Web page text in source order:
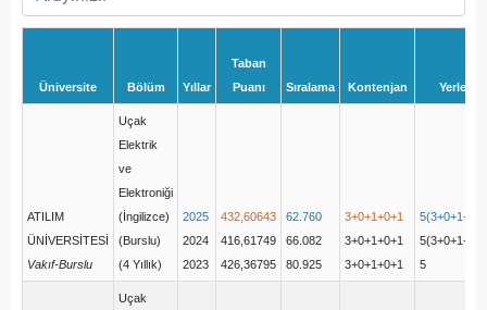
Üniversite Bölüm Yıllar
Taban
Puanı
Sıralama Kontenjan Yerleşen
ATILIM
ÜNİVERSİTESİ
Vakıf-Burslu
Uçak
Elektrik
ve
Elektroniği
(İngilizce)
(Burslu)
(4 Yıllık)
2025
2024
2023
432,60643
416,61749
426,36795
62.760
66.082
80.925
3+0+1+0+1
3+0+1+0+1
3+0+1+0+1
5
Uçak